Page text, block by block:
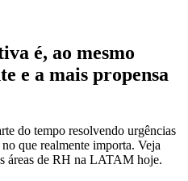
é, ao mesmo
e a mais propensa
do tempo resolvendo urgências
que realmente importa. Veja
áreas de RH na LATAM hoje.